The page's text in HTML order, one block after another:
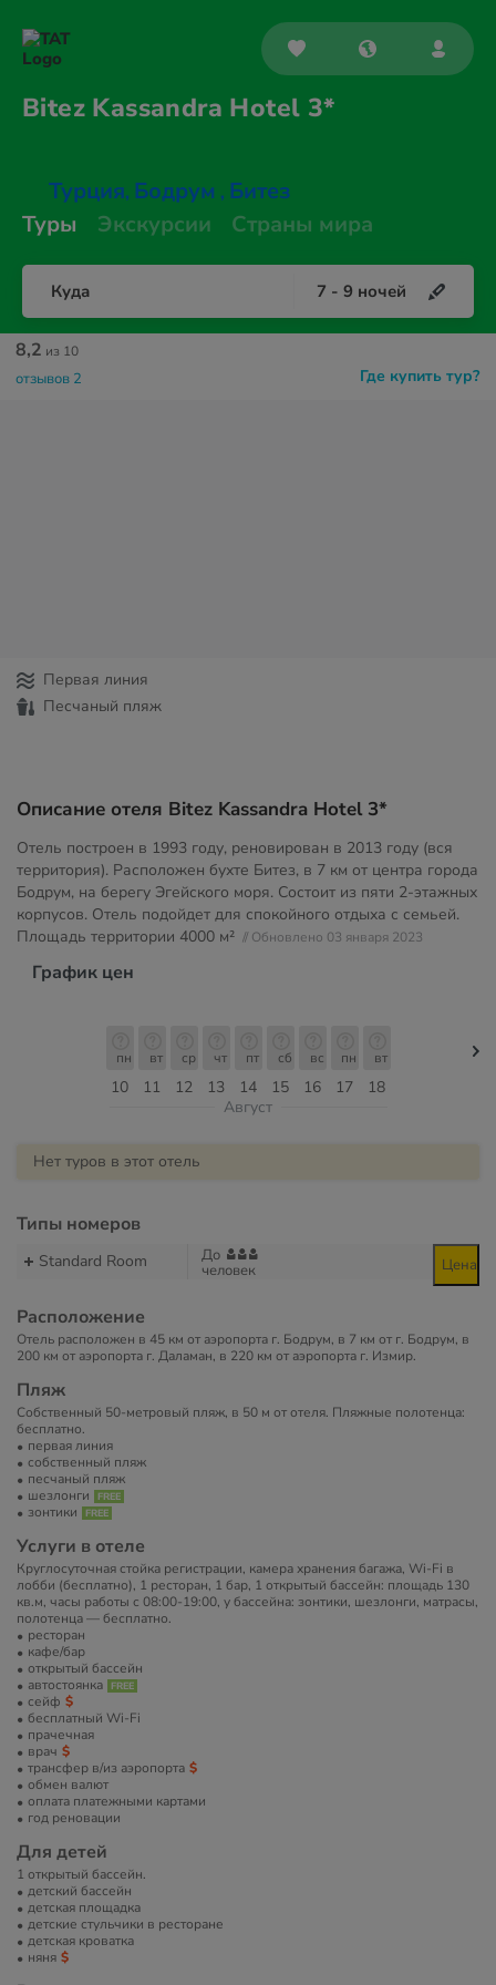
Bitez Kassandra Hotel 3*
Турция, Бодрум , Битез
Туры
Экскурсии Страны мира
Куда 7 - 9 ночей
Где купить тур?
8,2 из 10
отзывов 2
Первая линия
Песчаный пляж
Описание отеля Bitez Kassandra Hotel 3*
Отель построен в 1993 году, реновирован в 2013 году (вся
территория). Расположен бухте Битез, в 7 км от центра города
Бодрум, на берегу Эгейского моря. Состоит из пяти 2-этажных
корпусов. Отель подойдет для спокойного отдыха с семьей.
Площадь территории 4000 м² // Обновлено 03 января 2023
График цен
10
пн
11
вт
12
ср
13
чт
14
пт
15
сб
16
вс
17
пн
18
вт
Август
Нет туров в этот отель
Типы номеров
Standard Room До
человек Цена
Расположение
Отель расположен в 45 км от аэропорта г. Бодрум, в 7 км от г. Бодрум, в
200 км от аэропорта г. Даламан, в 220 км от аэропорта г. Измир.
Пляж
Собственный 50-метровый пляж, в 50 м от отеля. Пляжные полотенца:
бесплатно.
первая линия
собственный пляж
песчаный пляж
шезлонги
зонтики
Услуги в отеле
Круглосуточная стойка регистрации, камера хранения багажа, Wi-Fi в
лобби (бесплатно), 1 ресторан, 1 бар, 1 открытый бассейн: площадь 130
кв.м, часы работы с 08:00-19:00, у бассейна: зонтики, шезлонги, матрасы,
полотенца — бесплатно.
ресторан
кафе/бар
открытый бассейн
автостоянка
сейф
бесплатный Wi-Fi
прачечная
врач
трансфер в/из аэропорта
обмен валют
оплата платежными картами
год реновации
Для детей
1 открытый бассейн.
детский бассейн
детская площадка
детские стульчики в ресторане
детская кроватка
няня